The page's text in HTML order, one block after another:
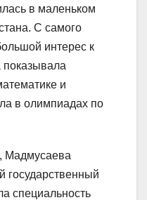
в маленьком
С самого
интерес к
и
в олимпиадах по
Мадмусаева
государственный
специальность